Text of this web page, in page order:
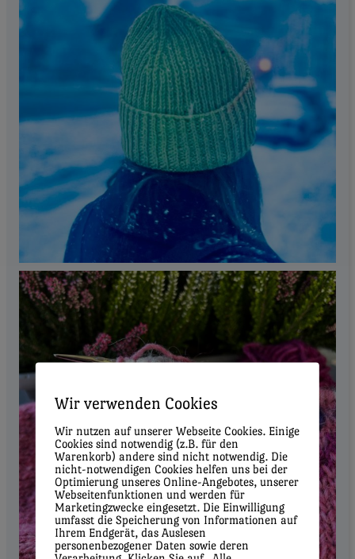
Wir verwenden Cookies
Wir nutzen auf unserer Webseite Cookies. Einige
Cookies sind notwendig (z.B. für den
Warenkorb) andere sind nicht notwendig. Die
nicht-notwendigen Cookies helfen uns bei der
Optimierung unseres Online-Angebotes, unserer
Webseitenfunktionen und werden für
Marketingzwecke eingesetzt. Die Einwilligung
umfasst die Speicherung von Informationen auf
Ihrem Endgerät, das Auslesen
personenbezogener Daten sowie deren